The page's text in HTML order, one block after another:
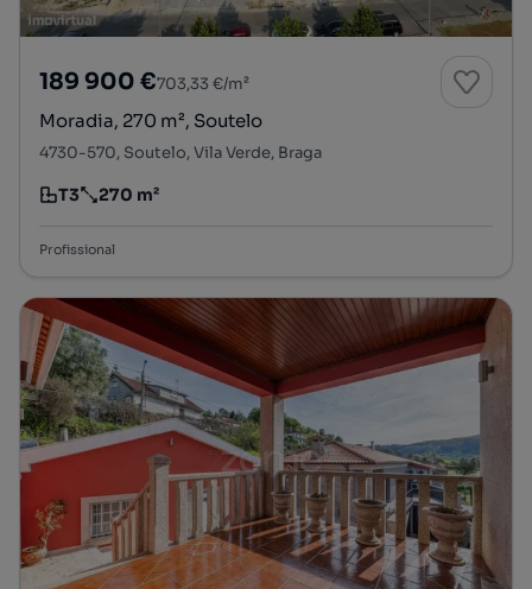
189 900 €703,33 €/m²
Moradia, 270 m², Soutelo
4730-570, Soutelo, Vila Verde, Braga
Tipologia
T3
Preço por metro quadrado
270 m²
Profissional